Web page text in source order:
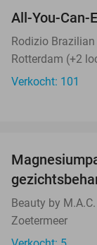
TODAY
All-You-Can-
Rodizio Brazilian
Rotterdam (+2
Verkocht: 101
Beauty by M.A.C.
Zoetermeer